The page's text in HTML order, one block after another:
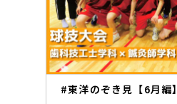
#東洋のぞき見【6月編】